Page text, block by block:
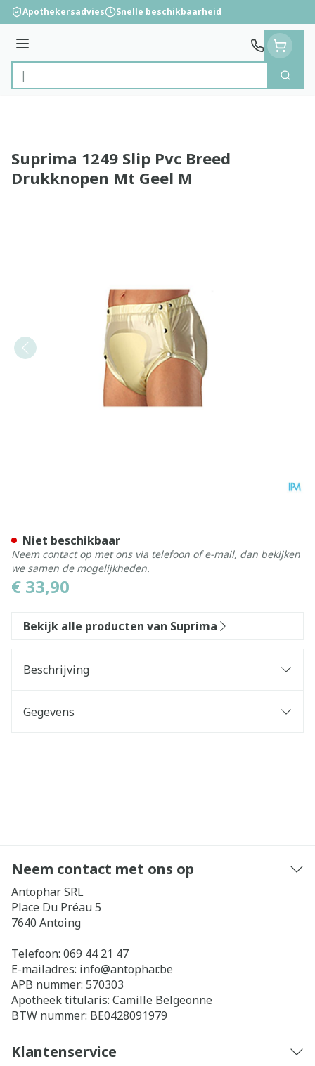
Ga naar de inhoud
Apothekersadvies Snelle beschikbaarheid
Menu
Product, merk, categorie...
Zoek
Suprima 1249 Slip Pvc Breed
Drukknopen Mt Geel M
€ 33,90
Niet beschikbaar
Neem contact op met ons via telefoon of e-mail, dan bekijken
we samen de mogelijkheden.
Bekijk alle producten van Suprima
Beschrijving
Gegevens
Neem contact met ons op
Antophar SRL
Place Du Préau 5
7640 Antoing
Telefoon: 069 44 21 47
E-mailadres: info@antophar.be
APB nummer: 570303
Apotheek titularis: Camille Belgeonne
BTW nummer: BE0428091979
Klantenservice